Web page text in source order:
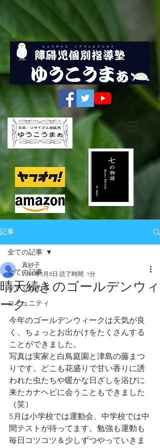
SNSしてます
こんなこともしていま
す☟
記事
全ての記事
今すぐ始める
コミュニティ
全ての記事
晴天続きのゴールデンウィ
ーク
真紗子
2017年5月8日 読了時間: 1分
今年のゴールデンウィークは天気が良
く、ちょっとお出かけをたくさんする
ことができました。
写真は実家と白鳥庭園と津島の藤まつ
りです。どこも花盛りで甘い香りに誘
われた虫たちや暖かな日ざしを浴びに
来たカナヘビに会うこともできました
（笑）
5月は小学校では運動会、中学校では中
間テストが待ってます。勉強も運動も
毎日コツコツ＆少しずつやっていきま